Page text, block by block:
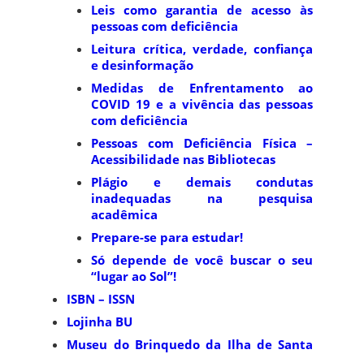
Leis como garantia de acesso às
pessoas com deficiência
Leitura crítica, verdade, confiança
e desinformação
Medidas de Enfrentamento ao
COVID 19 e a vivência das pessoas
com deficiência
Pessoas com Deficiência Física –
Acessibilidade nas Bibliotecas
Plágio e demais condutas
inadequadas na pesquisa
acadêmica
Prepare-se para estudar!
Só depende de você buscar o seu
“lugar ao Sol”!
ISBN – ISSN
Lojinha BU
Museu do Brinquedo da Ilha de Santa